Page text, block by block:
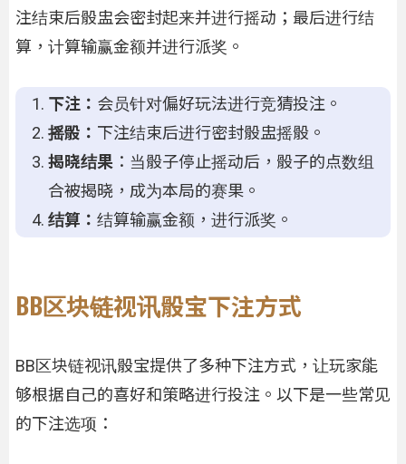
注结束后骰盅会密封起来并进行摇动；最后进行结
算，计算输赢金额并进行派奖。
下注： 会员针对偏好玩法进行竞猜投注。
摇骰： 下注结束后进行密封骰盅摇骰。
揭晓结果 ：当骰子停止摇动后，骰子的点数组
合被揭晓，成为本局的赛果。
结算： 结算输赢金额，进行派奖。
BB区块链视讯骰宝下注方式
BB区块链视讯骰宝提供了多种下注方式，让玩家能
够根据自己的喜好和策略进行投注。以下是一些常见
的下注选项：